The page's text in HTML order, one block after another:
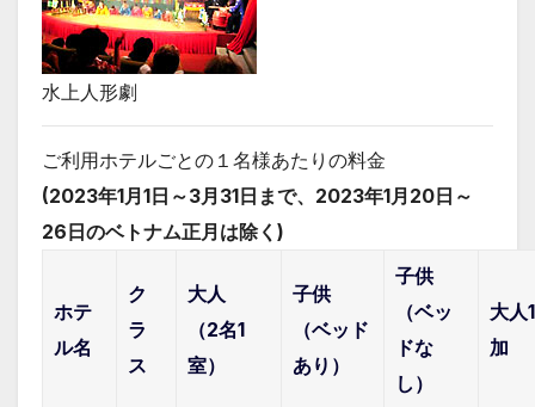
水上人形劇
ご利用ホテルごとの１名様あたりの料金
(2023年1月1日～3月31日まで、2023年1月20日～
26日のベトナム正月は除く)
ホテ
ル名
ク
ラ
ス
大人
（2名1
室）
子供
（ベッド
あり）
子供
（ベッ
ドな
し）
大人
加